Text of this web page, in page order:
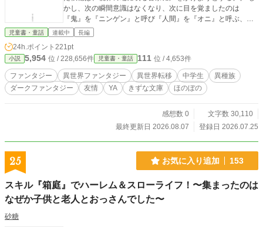
かし、次の瞬間意識はなくなり、次に目を覚ましたのは
『鬼』を『ニンゲン』と呼び『人間』を『オニ』と呼ぶ、不
思議な世界だった。 鬼の世界に召喚された秋穂は、元の世界
喚されたのは自分一人ではないかもしれないことを知り……
※※※
児童書・童話 連載中 長編
24h.ポイント 221pt
小説 5,954 位 / 228,656件 児童書・童話 111 位 / 4,653件
ファンタジー 異世界ファンタジー 異世界転移 中学生
異種族
ダークファンタジー
友情 YA きずな文庫 ほのぼの
感想数 0
文字数 30,110
最終更新日 2026.08.07
登録日 2026.07.25
25 お気に入り追加 153
スキル『箱庭』でハーレム＆スローライフ！〜集まったのは
なぜか子供と老人とおっさんでした〜
砂糖